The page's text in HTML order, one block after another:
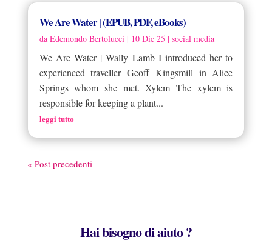
We Are Water | (EPUB, PDF, eBooks)
da Edemondo Bertolucci| 10 Dic 25 | social media
We Are Water | Wally Lamb I introduced her to
experienced traveller Geoff Kingsmill in Alice
Springs whom she met. Xylem The xylem is
responsible for keeping a plant...
leggi tutto
« Post precedenti
Hai bisogno di aiuto ?